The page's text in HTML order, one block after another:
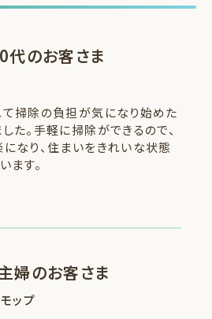
のお客さま
掃除の負担が気になり始めた
た。手軽に掃除ができるので、
なり、住まいをきれいな状態
ます。
婦のお客さま
ップ